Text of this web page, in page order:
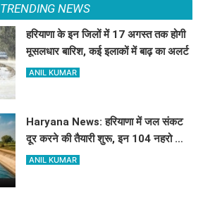
TRENDING NEWS
हरियाणा के इन जिलों में 17 अगस्त तक होगी
मूसलधार बारिश, कई इलाकों में बाढ़ का अलर्ट
ANIL KUMAR
Haryana News: हरियाणा में जल संकट
दूर करने की तैयारी शुरू, इन 104 नहरो का
होगा पुनर्वास
ANIL KUMAR